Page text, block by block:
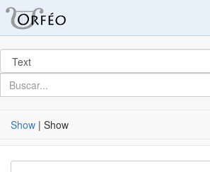
Buscar
en
para
buscar
Show | Show